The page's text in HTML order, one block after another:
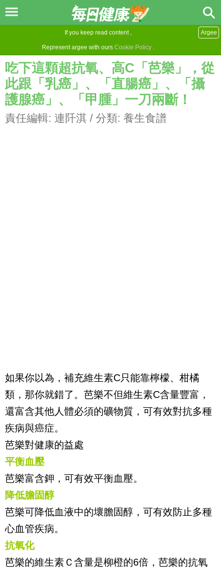
If you keep read content ,
Represent argee with ours Cookie Policy .
Argee
吃下這顆超抗氧、高C「芭樂」，從
此跟「乳癌」、「直腸癌」、「攝
護腺癌」、「甲腫」一刀兩斷！
責任編輯: 連阡淇 / 分類: 養生食譜
如果你以為，補充維生素C只能靠檸檬、柑橘
類，那你就錯了。芭樂不但維生素C含量豐富，
還富含其他人體必須的礦物質，可有效對抗多種
疾病與癌症。
芭樂對健康的益處
平衡血壓
芭樂富含鉀，可有效平衡血壓。
降低膽固醇
芭樂可降低血液中的壞膽固醇，可有效防止多種
心血管疾病。
抗氧化
芭樂的維生素Ｃ含量是柳橙的6倍，芭樂的抗氧